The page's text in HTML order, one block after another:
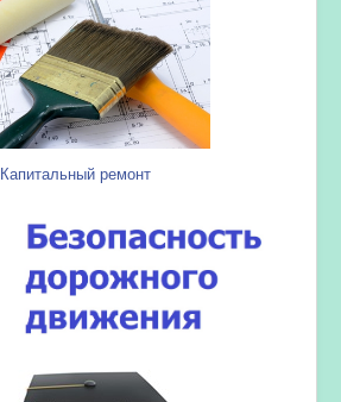
Капитальный ремонт